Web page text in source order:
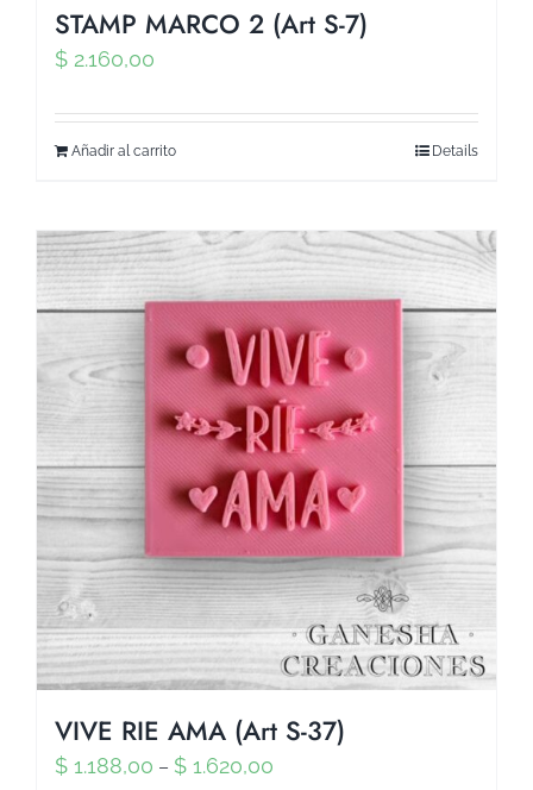
STAMP MARCO 2 (Art S-7)
$ 2.160,00
Añadir al carrito Details
VIVE RIE AMA (Art S-37)
$ 1.188,00 – $ 1.620,00